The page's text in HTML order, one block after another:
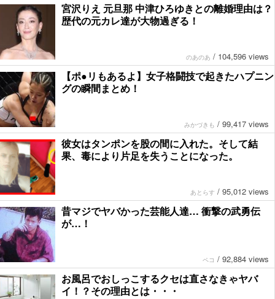
宮沢りえ 元旦那 中津ひろゆきとの離婚理由は？
歴代の元カレ達が大物過ぎる！
のあのあ / 104,596 views
【ポ●リもあるよ】女子格闘技で起きたハプニン
グの瞬間まとめ！
みかづきも / 99,417 views
彼女はタンポンを股の間に入れた。そして結
果、毒により片足を失うことになった。
あとらす / 95,012 views
昔マジでヤバかった芸能人達… 衝撃の武勇伝
が…！
ペコ / 92,884 views
お風呂でおしっこするクセは直さなきゃヤバ
イ！？その理由とは・・・